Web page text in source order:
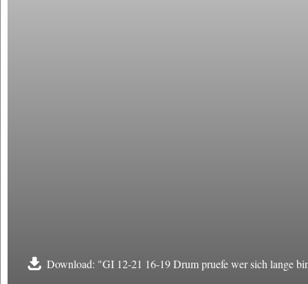
Download: "GI 12-21 16-19 Drum pruefe wer sich lange